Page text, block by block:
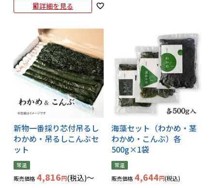
詳細を見る
新物一番採り芯付吊るし
わかめ・吊るしこんぶセ
ット
常温
販売価格 4,816 税込 〜
海藻セット（わかめ・茎
わかめ・こんぶ）各
500g×1袋
常温
販売価格 4,644 税込